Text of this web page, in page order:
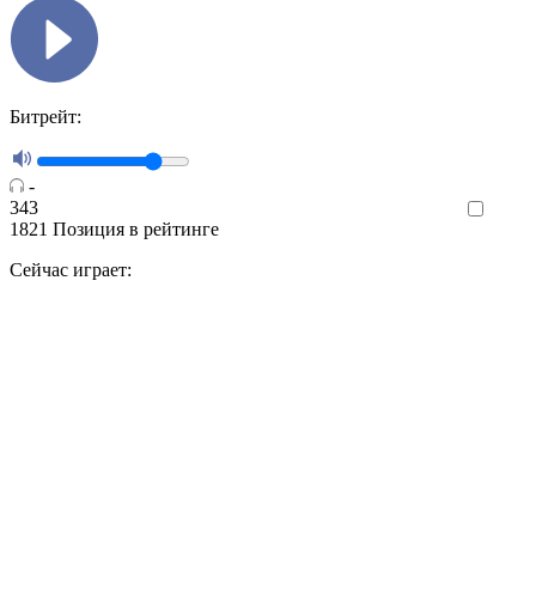
Битрейт:
-
343
1821 Позиция в рейтинге
Сейчас играет: